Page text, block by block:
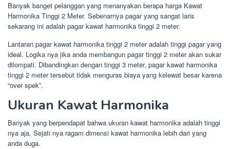
Banyak banget pelanggan yang menanyakan berapa harga Kawat
Harmonika Tinggi 2 Meter. Sebenarnya pagar yang sangat laris
sekarang ini adalah pagar kawat harmonika tinggi 2 meter.
Lantaran pagar kawat harmonika tinggi 2 meter adalah tinggi pagar yang
ideal. Logika nya jika anda membangun pagar tinggi 2 meter akan sukar
dilompati. Dibandingkan dengan tinggi 3 meter, pagar kawat harmonika
tinggi 2 meter tersebut tidak menguras biaya yang kelewat besar karena
“over spek”.
Ukuran Kawat Harmonika
Banyak yang berpendapat bahwa ukuran kawat harmonika adalah tinggi
nya aja. Sejati nya ragam dimensi kawat harmonika lebih dari yang
anda duga.